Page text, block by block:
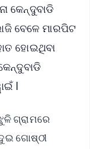
କେନ୍ଦୁବାଡି
ବେଳେ ମାରପିଟ
ହୋଇଥିବା
l
ଗ୍ରାମରେ
ଗୋଷ୍ଠୀ